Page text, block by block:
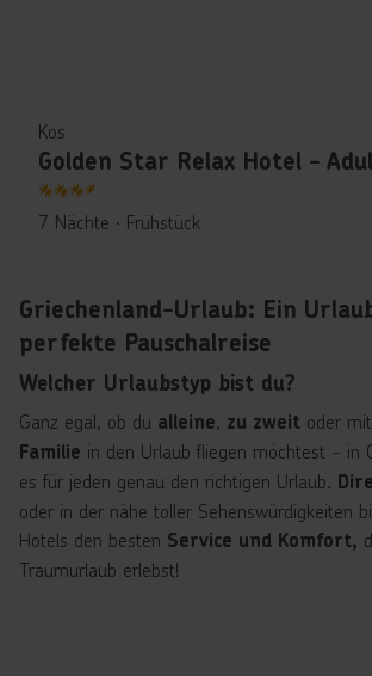
Kos
3.5
7 Nächte ∙ Frühstück
Griechenland-Urlaub: Ein
perfekte Pauschalreise
Welcher Urlaubstyp bist du?
Ganz egal, ob du alleine, zu zweit oder
Familie in den Urlaub fliegen möchtest - in
es für jeden genau den richtigen Urlaub.
oder in der nähe toller Sehenswürdigkeiten
Hotels den besten Service und Komfort,
Traumurlaub erlebst!